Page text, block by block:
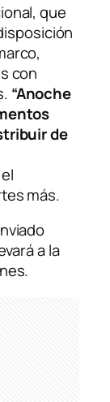
que
con
“Anoche
de
más.
a la